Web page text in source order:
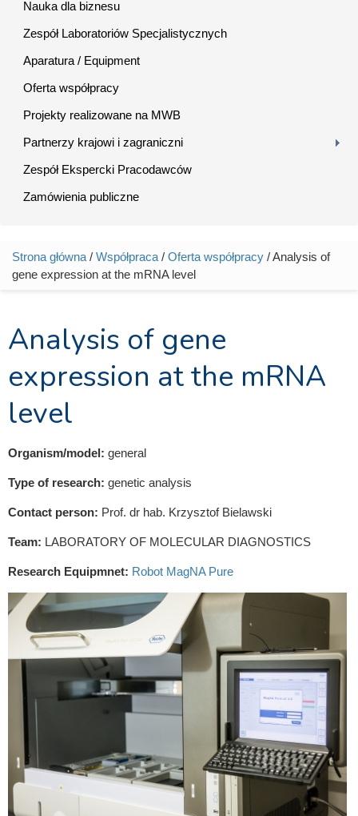
Nauka dla biznesu
Zespół Laboratoriów Specjalistycznych
Aparatura / Equipment
Oferta współpracy
Projekty realizowane na MWB
Partnerzy krajowi i zagraniczni
Zespół Ekspercki Pracodawców
Zamówienia publiczne
Jesteś tutaj
Strona główna / Współpraca / Oferta współpracy / Analysis of
gene expression at the mRNA level
Analysis of gene
expression at the mRNA
level
Organism/model: general
Type of research: genetic analysis
Contact person: Prof. dr hab. Krzysztof Bielawski
Team: LABORATORY OF MOLECULAR DIAGNOSTICS
Research Equipmnet: Robot MagNA Pure